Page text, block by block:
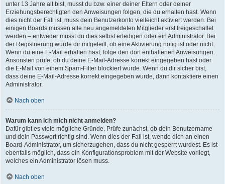
unter 13 Jahre alt bist, musst du bzw. einer deiner Eltern oder deiner
Erziehungsberechtigten den Anweisungen folgen, die du erhalten hast. Wenn
dies nicht der Fall ist, muss dein Benutzerkonto vielleicht aktiviert werden. Bei
einigen Boards müssen alle neu angemeldeten Mitglieder erst freigeschaltet
werden – entweder musst du dies selbst erledigen oder ein Administrator. Bei
der Registrierung wurde dir mitgeteilt, ob eine Aktivierung nötig ist oder nicht.
Wenn du eine E-Mail erhalten hast, folge den dort enthaltenen Anweisungen.
Ansonsten prüfe, ob du deine E-Mail-Adresse korrekt eingegeben hast oder
die E-Mail von einem Spam-Filter blockiert wurde. Wenn du dir sicher bist,
dass deine E-Mail-Adresse korrekt eingegeben wurde, dann kontaktiere einen
Administrator.
Nach oben
Warum kann ich mich nicht anmelden?
Dafür gibt es viele mögliche Gründe. Prüfe zunächst, ob dein Benutzername
und dein Passwort richtig sind. Wenn dies der Fall ist, wende dich an einen
Board-Administrator, um sicherzugehen, dass du nicht gesperrt wurdest. Es ist
ebenfalls möglich, dass ein Konfigurationsproblem mit der Website vorliegt,
welches ein Administrator lösen muss.
Nach oben